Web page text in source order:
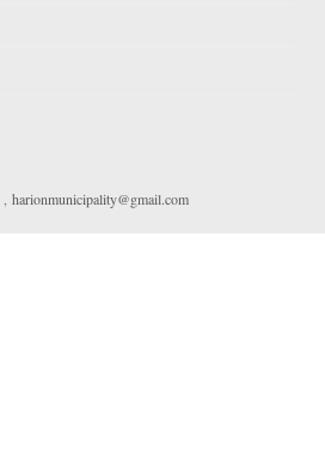
, harionmunicipality@gmail.com